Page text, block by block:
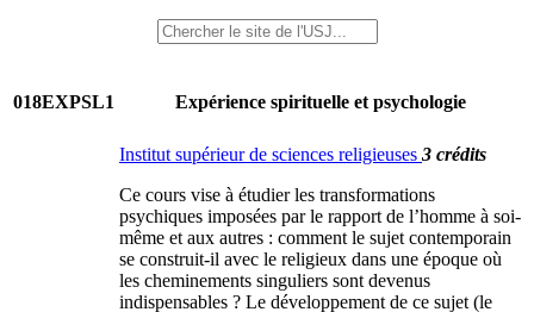
018EXPSL1 Expérience spirituelle et psychologie
Institut supérieur de sciences religieuses 3 crédits
Ce cours vise à étudier les transformations
psychiques imposées par le rapport de l’homme à soi-
même et aux autres : comment le sujet contemporain
se construit-il avec le religieux dans une époque où
les cheminements singuliers sont devenus
indispensables ? Le développement de ce sujet (le